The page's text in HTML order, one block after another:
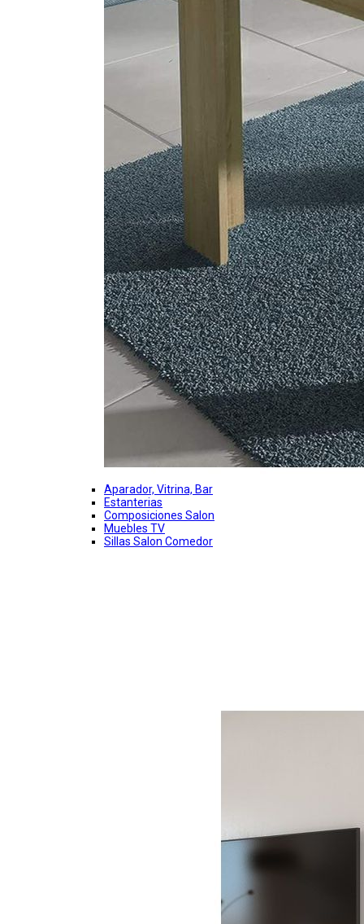
Aparador, Vitrina, Bar
Estanterias
Composiciones Salon
Muebles TV
Sillas Salon Comedor